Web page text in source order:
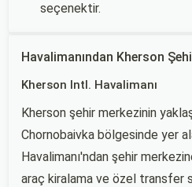
seçenektir.
Havalimanından Kherson
Kherson Intl. Havalimanı
Kherson şehir merkezinin
Chornobaivka bölgesinde yer
Havalimanı'ndan şehir
araç kiralama ve özel transfer